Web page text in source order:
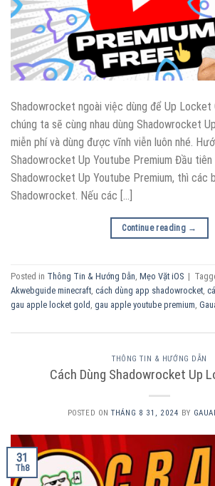
Shadowrocket ngoài việc dùng để Up Locket
chúng ta sẽ cùng nhau dùng Shadowrocket
miễn phí và dùng được vĩnh viễn luôn nhé.
Shadowrocket Up Youtube Premium Đầu tiên
Shadowrocket Up Youtube Premium, thì các
Shadowrocket. Nếu các […]
Continue reading →
Posted in Thông Tin & Hướng Dẫn, Mẹo Vặt iOS |
Akwebguide minecraft, cách dùng app shadowrocket,
gau apple locket gold , gau apple youtube premium,
THÔNG TIN & HƯỚNG DẪN
Cách Dùng Shadowrocket Up
POSTED ONTHÁNG 8 31, 2024 BY
31
Th8